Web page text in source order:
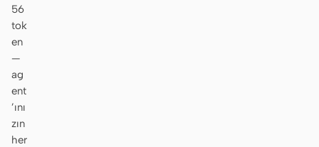
56
tok
en
—
ag
ent
’ını
zın
her